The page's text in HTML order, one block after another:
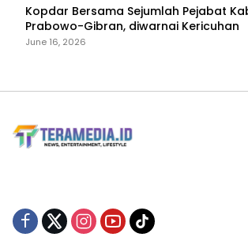
Kopdar Bersama Sejumlah Pejabat
Prabowo-Gibran, diwarnai Kericuhan
June 16, 2026